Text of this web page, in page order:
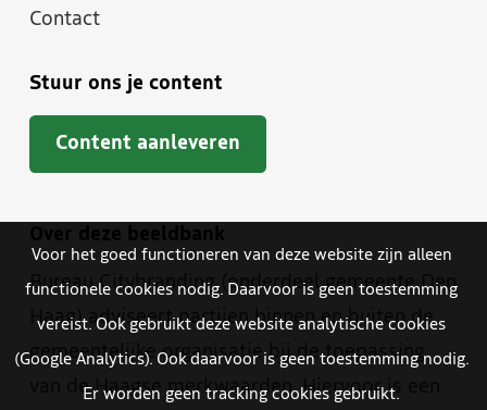
Contact
Stuur ons je content
Content aanleveren
Over deze beeldbank
Bureau Citybranding (onderdeel gemeente Den
Haag) adviseert partijen binnen en buiten de
gemeentelijke organisatie bij de toepassing
van de Haagse merkwaarden. Hiervoor is een
Voor het goed functioneren van deze website zijn alleen
functionele cookies nodig. Daarvoor is geen toestemming
vereist. Ook gebruikt deze website analytische cookies
(Google Analytics). Ook daarvoor is geen toestemming nodig.
Er worden geen tracking cookies gebruikt.